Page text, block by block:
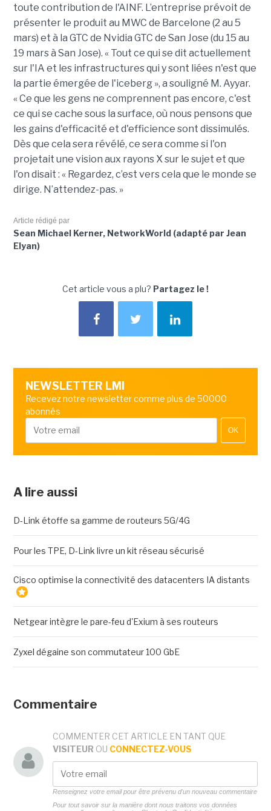
toute contribution de l'AINF. L’entreprise prévoit de
présenter le produit au MWC de Barcelone (2 au 5
mars) et à la GTC de Nvidia GTC de San Jose (du 15 au
19 mars à San Jose). « Tout ce qui se dit actuellement
sur l'IA et les infrastructures qui y sont liées n'est que
la partie émergée de l'iceberg », a souligné M. Ayyar.
« Ce que les gens ne comprennent pas encore, c'est
ce qui se cache sous la surface, où nous pensons que
les gains d'efficacité et d'efficience sont dissimulés.
Dès que cela sera révélé, ce sera comme si l'on
projetait une vision aux rayons X sur le sujet et que
l'on disait : « Regardez, c’est vers cela que le monde se
dirige. N’attendez-pas. »
Article rédigé par
Sean Michael Kerner, NetworkWorld (adapté par Jean
Elyan)
Cet article vous a plu? Partagez le !
NEWSLETTER LMI
Recevez notre newsletter comme plus de 50000
abonnés
OK
A lire aussi
D-Link étoffe sa gamme de routeurs 5G/4G
Pour les TPE, D-Link livre un kit réseau sécurisé
Cisco optimise la connectivité des datacenters IA distants
Netgear intègre le pare-feu d'Exium à ses routeurs
Zyxel dégaine son commutateur 100 GbE
Commentaire
COMMENTER CET ARTICLE EN TANT QUE
VISITEUR OU CONNECTEZ-VOUS
Renseignez votre email pour être prévenu d'un nouveau commentaire
Pour tout savoir sur la manière dont nous traitons vos données